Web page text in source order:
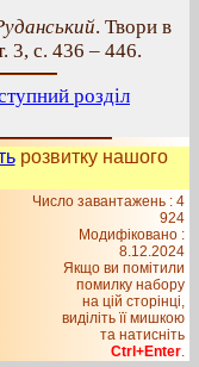
. Твори в
3, с. 436 – 446.
розділ
розвитку нашого
Число завантажень : 4
924
Модифіковано :
8.12.2024
Якщо ви помітили
помилку набору
на цiй сторiнцi,
видiлiть її мишкою
та натисніть
Ctrl+Enter.